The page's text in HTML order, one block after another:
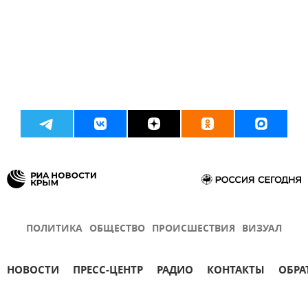
ПОЛИТИКА ОБЩЕСТВО ПРОИСШЕСТВИЯ ВИЗУАЛ
НОВОСТИ ПРЕСС-ЦЕНТР РАДИО КОНТАКТЫ